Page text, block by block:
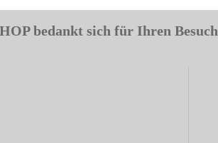
bedankt sich für Ihren Besuch